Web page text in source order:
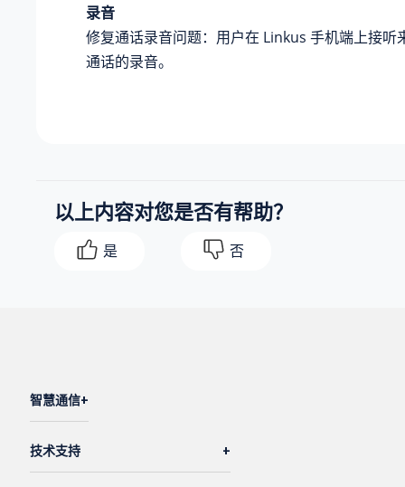
录音
修复通话录音问题：用户在 Linkus 手机端上接听
通话的录音。
以上内容对您是否有帮助？
是 否
智慧通信
技术支持